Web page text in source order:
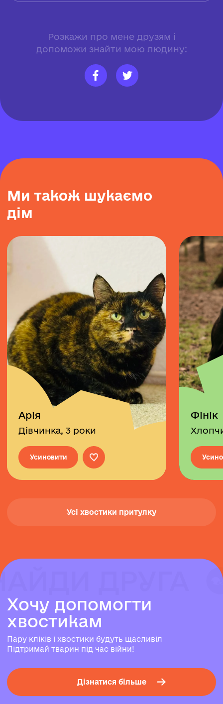
Розкажи про мене друзям і
допоможи знайти мою людину:
Ми також шукаємо
дім
Арія
Дівчинка, 3 роки
Усиновити
Фінік
Усі хвостики притулку
ДРУГА
ДРУГА
ДРУГА
Хочу допомогти
хвостикам
Пару кліків і хвостики будуть щасливіл
Підтримай тварин під час війни!
Дізнатися більше